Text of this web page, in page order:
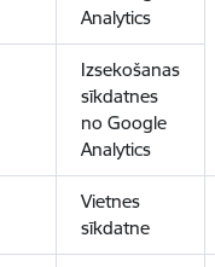
Analytics
Izsekošanas
sīkdatnes
no Google
Analytics
Vietnes
sīkdatne